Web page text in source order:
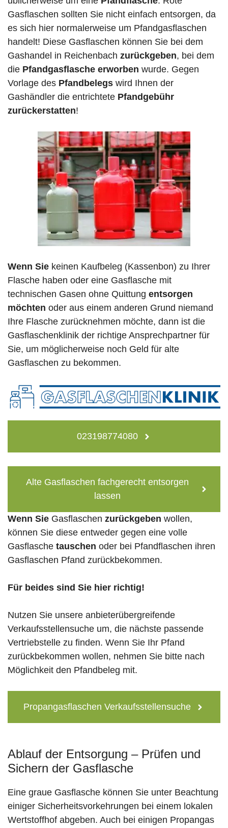
Gasflaschen sollten Sie nicht einfach entsorgen, da
es sich hier normalerweise um Pfandgasflaschen
handelt! Diese Gasflaschen können Sie bei dem
Gashandel in Reichenbach zurückgeben, bei dem
die Pfandgasflasche erworben wurde. Gegen
Vorlage des Pfandbelegs wird Ihnen der
Gashändler die entrichtete Pfandgebühr
zurückerstatten!
Wenn Sie keinen Kaufbeleg (Kassenbon) zu Ihrer
Flasche haben oder eine Gasflasche mit
technischen Gasen ohne Quittung entsorgen
möchten oder aus einem anderen Grund niemand
Ihre Flasche zurücknehmen möchte, dann ist die
Gasflaschenklinik der richtige Ansprechpartner für
Sie, um möglicherweise noch Geld für alte
Gasflaschen zu bekommen.
023198774080
Alte Gasflaschen fachgerecht entsorgen
lassen
Wenn Sie Gasflaschen zurückgeben wollen,
können Sie diese entweder gegen eine volle
Gasflasche tauschen oder bei Pfandflaschen ihren
Gasflaschen Pfand zurückbekommen.
Für beides sind Sie hier richtig!
Nutzen Sie unsere anbieterübergreifende
Verkaufsstellensuche um, die nächste passende
Vertriebstelle zu finden. Wenn Sie Ihr Pfand
zurückbekommen wollen, nehmen Sie bitte nach
Möglichkeit den Pfandbeleg mit.
Propangasflaschen Verkaufsstellensuche
Ablauf der Entsorgung – Prüfen und
Sichern der Gasflasche
Eine graue Gasflasche können Sie unter Beachtung
einiger Sicherheitsvorkehrungen bei einem lokalen
Wertstoffhof abgeben. Auch bei einigen Propangas